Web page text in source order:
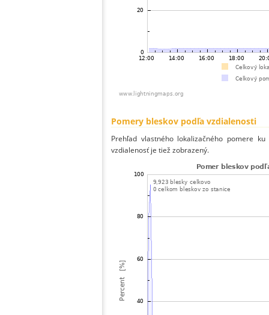
Pomery bleskov podľa vzdialenosti
Prehľad vlastného lokalizačného pomere
vzdialenosť je tiež zobrazený.